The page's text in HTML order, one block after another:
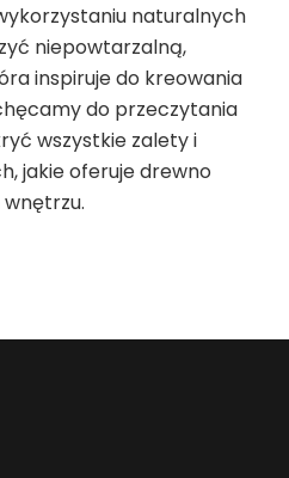
naturalnych
niepowtarzalną,
inspiruje do kreowania
do przeczytania
wszystkie zalety i
jakie oferuje drewno